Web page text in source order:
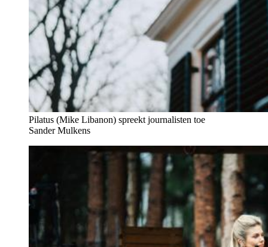
Pilatus (Mike Libanon) spreekt journalisten toe
Sander Mulkens